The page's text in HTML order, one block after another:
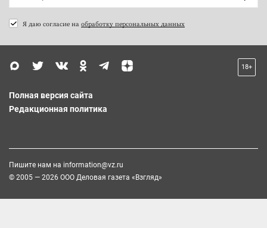
Я даю согласие на обработку персональных данных
18+
Полная версия сайта
Редакционная политика
Пишите нам на information@vz.ru
© 2005 — 2026 ООО Деловая газета «Взгляд»